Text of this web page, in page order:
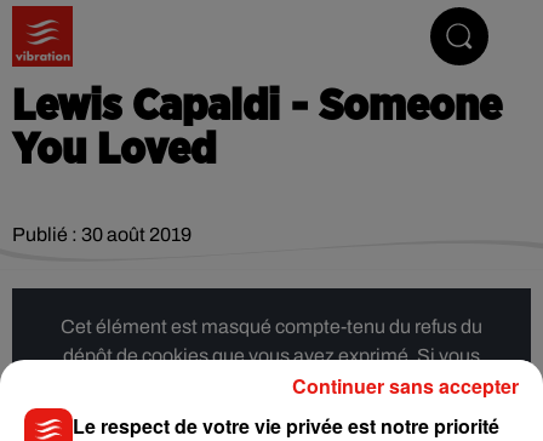
Lewis Capaldi - Someone
You Loved
Publié : 30 août 2019
Cet élément est masqué compte-tenu du refus du
dépôt de cookies que vous avez exprimé. Si vous
souhaitez l'afficher, merci de nous donner votre accord
en cliquant sur le bouton ci-dessous.
Le respect de votre vie privée est notre priorité
Continuer sans accepter